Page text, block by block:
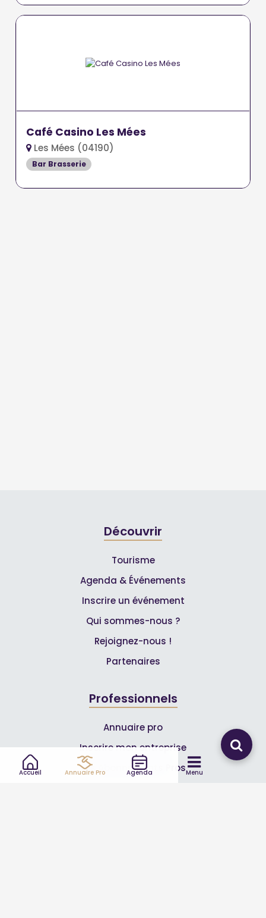
Accueil Annuaire Pro Agenda Menu
Café Casino Les Mées
Les Mées (04190)
Bar Brasserie
Découvrir
Tourisme
Agenda & Événements
Inscrire un événement
Qui sommes-nous ?
Rejoignez-nous !
Partenaires
Professionnels
Annuaire pro
Inscrire mon entreprise
Les Abonnements Pros